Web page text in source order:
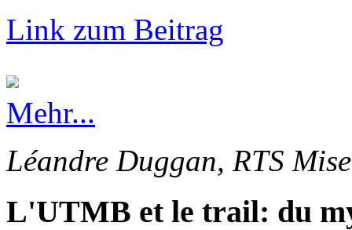
Link zum Beitrag
Mehr...
Léandre Duggan, RTS
L'UTMB et le trail: du